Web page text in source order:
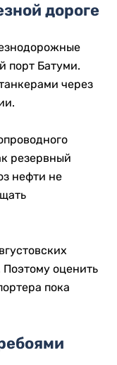
дороге
порт Батуми.
через
резервный
нефти не
оценить
пока